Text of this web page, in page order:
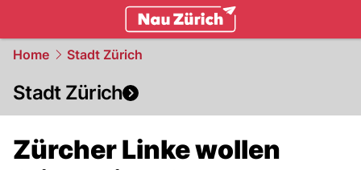
Home Stadt Zürich
Stadt Zürich
Zürcher Linke wollen